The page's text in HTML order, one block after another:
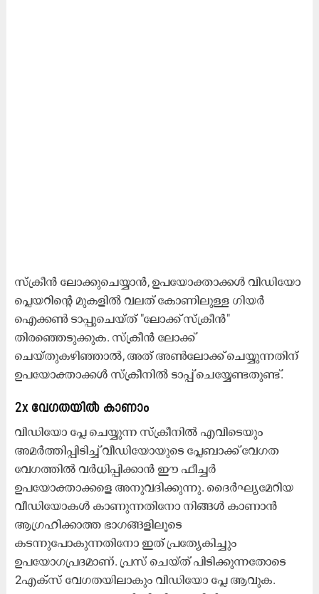
സ്‌ക്രീൻ ലോക്കുചെയ്യാൻ, ഉപയോക്താക്കൾ വിഡിയോ
പ്ലെയറിന്റെ മുകളിൽ വലത് കോണിലുള്ള ഗിയർ
ഐക്കൺ ടാപ്പുചെയ്‌ത് "ലോക്ക് സ്‌ക്രീൻ"
തിരഞ്ഞെടുക്കുക. സ്‌ക്രീൻ ലോക്ക്
ചെയ്‌തുകഴിഞ്ഞാൽ, അത് അൺലോക്ക് ചെയ്യുന്നതിന്
ഉപയോക്താക്കൾ സ്‌ക്രീനിൽ ടാപ്പ് ചെയ്യേണ്ടതുണ്ട്.
2x വേഗതയിൽ കാണാം
വിഡിയോ പ്ലേ ചെയ്യുന്ന സ്ക്രീനിൽ എവിടെയും
അമർത്തിപ്പിടിച്ച് വീഡിയോയുടെ പ്ലേബാക്ക് വേഗത
വേഗത്തിൽ വർധിപ്പിക്കാൻ ഈ ഫീച്ചർ
ഉപയോക്താക്കളെ അനുവദിക്കുന്നു. ദൈർഘ്യമേറിയ
വീഡിയോകൾ കാണുന്നതിനോ നിങ്ങൾ കാണാൻ
ആഗ്രഹിക്കാത്ത ഭാഗങ്ങളിലൂടെ
കടന്നുപോകുന്നതിനോ ഇത് പ്രത്യേകിച്ചും
ഉപയോഗപ്രദമാണ്. പ്രസ് ചെയ്ത് പിടിക്കുന്നതോടെ
2എക്സ് വേഗതയിലാകും വിഡിയോ പ്ലേ ആവുക.